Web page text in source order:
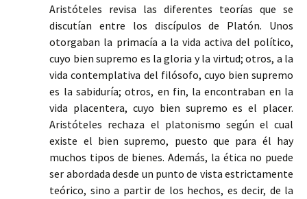
Aristóteles revisa las diferentes teorías que se
discutían entre los discípulos de Platón. Unos
otorgaban la primacía a la vida activa del político,
cuyo bien supremo es la gloria y la virtud; otros, a la
vida contemplativa del filósofo, cuyo bien supremo
es la sabiduría; otros, en fin, la encontraban en la
vida placentera, cuyo bien supremo es el placer.
Aristóteles rechaza el platonismo según el cual
existe el bien supremo, puesto que para él hay
muchos tipos de bienes. Además, la ética no puede
ser abordada desde un punto de vista estrictamente
teórico, sino a partir de los hechos, es decir, de la